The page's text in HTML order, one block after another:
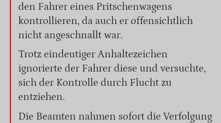
den Fahrer eines Pritschenwagens
kontrollieren, da auch er offensichtlich
nicht angeschnallt war.
Trotz eindeutiger Anhaltezeichen
ignorierte der Fahrer diese und versuchte,
sich der Kontrolle durch Flucht zu
entziehen.
Die Beamten nahmen sofort die Verfolgung